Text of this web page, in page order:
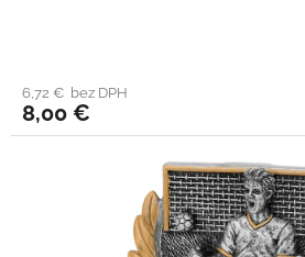
6,72 € bez DPH
8,00 €